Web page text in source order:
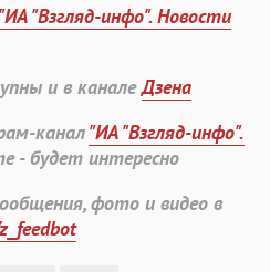
"ИА "Взгляд-инфо". Новости
и в каналеДзена
канал"ИА "Взгляд-инфо".
- будет интересно
фото и видео в